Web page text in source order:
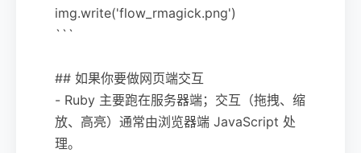
img.write('flow_rmagick.png')
```
## 如果你要做网页端交互
- Ruby 主要跑在服务器端；交互（拖拽、缩
放、高亮）通常由浏览器端 JavaScript 处
理。